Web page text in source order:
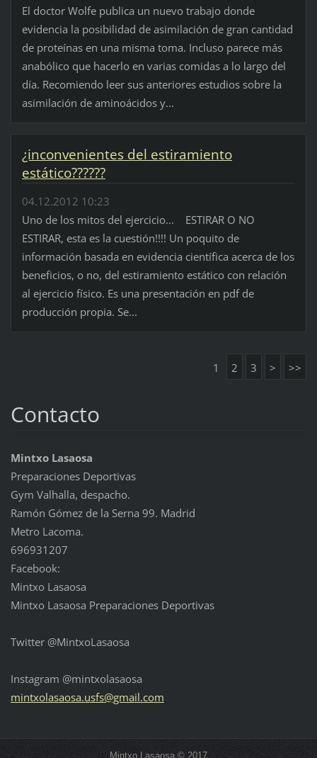
El doctor Wolfe publica un nuevo trabajo donde
evidencia la posibilidad de asimilación de gran cantidad
de proteínas en una misma toma. Incluso parece más
anabólico que hacerlo en varias comidas a lo largo del
día. Recomiendo leer sus anteriores estudios sobre la
asimilación de aminoácidos y...
¿inconvenientes del estiramiento
estático??????
04.12.2012 10:23
Uno de los mitos del ejercicio... ESTIRAR O NO
ESTIRAR, esta es la cuestión!!!! Un poquito de
información basada en evidencia científica acerca de los
beneficios, o no, del estiramiento estático con relación
al ejercicio físico. Es una presentación en pdf de
producción propia. Se...
1 2 3 > >>
Contacto
Mintxo Lasaosa
Preparaciones Deportivas
Gym Valhalla, despacho.
Ramón Gómez de la Serna 99. Madrid
Metro Lacoma.
696931207
Facebook:
Mintxo Lasaosa
Mintxo Lasaosa Preparaciones Deportivas
Twitter @MintxoLasaosa
Instagram @mintxolasaosa
mintxolasaosa.usfs@gmail.com
Mintxo Lasaosa © 2017